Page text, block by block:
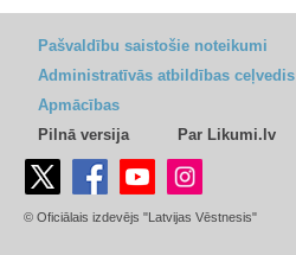
Pašvaldību saistošie noteikumi
Administratīvās atbildības ceļvedis
Apmācības
Pilnā versija
Par Likumi.lv
© Oficiālais izdevējs "Latvijas Vēstnesis"